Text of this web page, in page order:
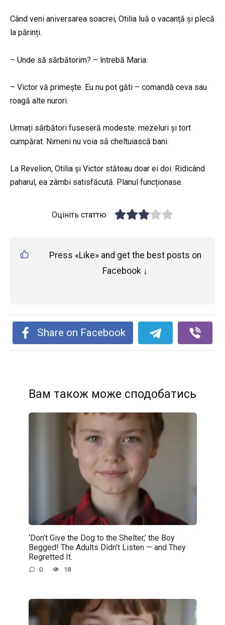
Când veni aniversarea soacrei, Otilia luă o vacanță și plecă
la părinți.
– Unde să sărbătorim? – întrebă Maria.
– Victor vă primește. Eu nu pot găti – comandă ceva sau
roagă alte nurori.
Urmați sărbători fuseseră modeste: mezeluri și tort
cumpărat. Nimeni nu voia să cheltuiască bani.
La Revelion, Otilia și Victor stăteau doar ei doi. Ridicând
paharul, ea zâmbi satisfăcută. Planul funcționase.
Оцініть статтю
Press «Like» and get the best posts on
Facebook ↓
Share on Facebook
Вам також може сподобатись
‘Don’t Give the Dog to the Shelter,’ the Boy
Begged! The Adults Didn’t Listen — and They
Regretted It.
0 18